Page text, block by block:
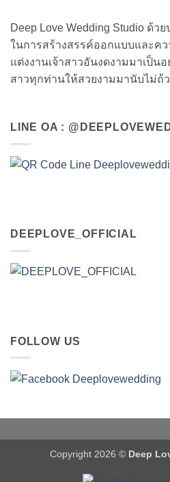
Deep Love Wedding Studio ด้ว
ในการสร้างสรรค์ออกแบบและค
แต่งงานเจ้าสาวอันงดงามมาเป็นอ
สาวทุกท่านให้สวยงามมานับไม่ถ้
LINE OA :
DEEPLOVE_OFFICIAL
FOLLOW US
Copyright 2026 © Deep